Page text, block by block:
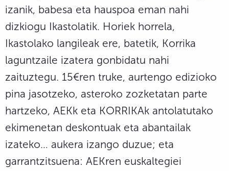
izanik, babesa eta hauspoa eman nahi
dizkiogu Ikastolatik. Horiek horrela,
Ikastolako langileak ere, batetik, Korrika
laguntzaile izatera gonbidatu nahi
zaituztegu. 15€ren truke, aurtengo edizioko
pina jasotzeko, asteroko zozketatan parte
hartzeko, AEKk eta KORRIKAk antolatutako
ekimenetan deskontuak eta abantailak
izateko… aukera izango duzue; eta
garrantzitsuena: AEKren euskaltegiei